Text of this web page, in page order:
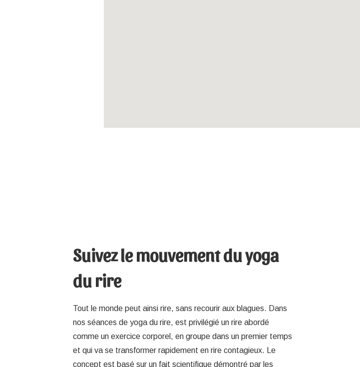
Suivez le mouvement du yoga
du rire
Tout le monde peut ainsi rire, sans recourir aux blagues. Dans
nos séances de yoga du rire, est privilégié un rire abordé
comme un exercice corporel, en groupe dans un premier temps
et qui va se transformer rapidement en rire contagieux. Le
concept est basé sur un fait scientifique démontré par les